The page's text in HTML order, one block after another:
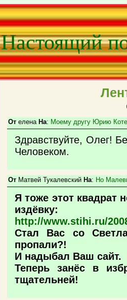
Настоящий
От елена На: Моему другу Юрию
Здравствуйте, Олег!
Человеком.
От Матвей Тукалевский На: Но
Я тоже этот квадрат
издёвку:
http://www.stihi.ru/
Стал Вас со
пропали?!
И надыбал Ваш сайт.
Теперь занёс в
тщательней!